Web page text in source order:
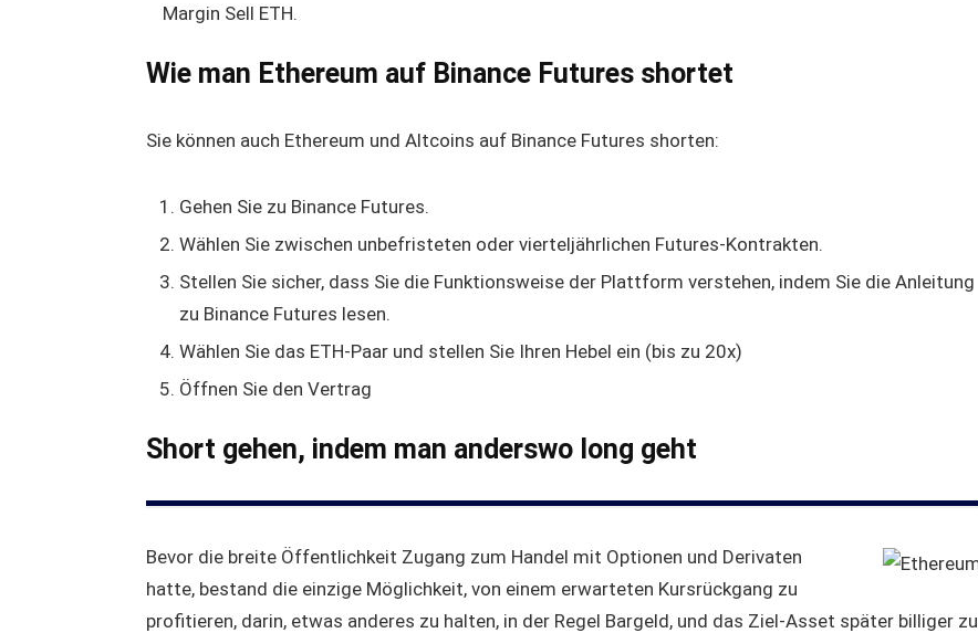
Margin Sell ETH.
Wie man Ethereum auf Binance Futures shortet
Sie können auch Ethereum und Altcoins auf Binance Futures shorten:
Gehen Sie zu Binance Futures.
Wählen Sie zwischen unbefristeten oder vierteljährlichen Futures-Kontrakten.
Stellen Sie sicher, dass Sie die Funktionsweise der Plattform verstehen, indem Sie die Anleitung
zu Binance Futures lesen.
Wählen Sie das ETH-Paar und stellen Sie Ihren Hebel ein (bis zu 20x)
Öffnen Sie den Vertrag
Short gehen, indem man anderswo long geht
Bevor die breite Öffentlichkeit Zugang zum Handel mit Optionen und Derivaten
hatte, bestand die einzige Möglichkeit, von einem erwarteten Kursrückgang zu
profitieren, darin, etwas anderes zu halten, in der Regel Bargeld, und das Ziel-Asset später billiger zu